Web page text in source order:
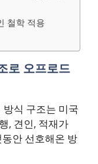
철학 적용
로 오프로드
식 구조는 미국
, 견인, 적재가
안 선호해온 방